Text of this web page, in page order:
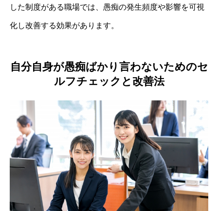
した制度がある職場では、愚痴の発生頻度や影響を可視
化し改善する効果があります。
自分自身が愚痴ばかり言わないためのセ
ルフチェックと改善法